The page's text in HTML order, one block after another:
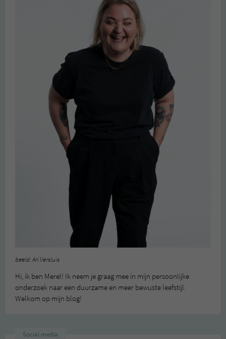
beeld: Ari Versluis
Hi, ik ben Merel! Ik neem je graag mee in mijn persoonlijke
onderzoek naar een duurzame en meer bewuste leefstijl.
Welkom op mijn blog!
Social media